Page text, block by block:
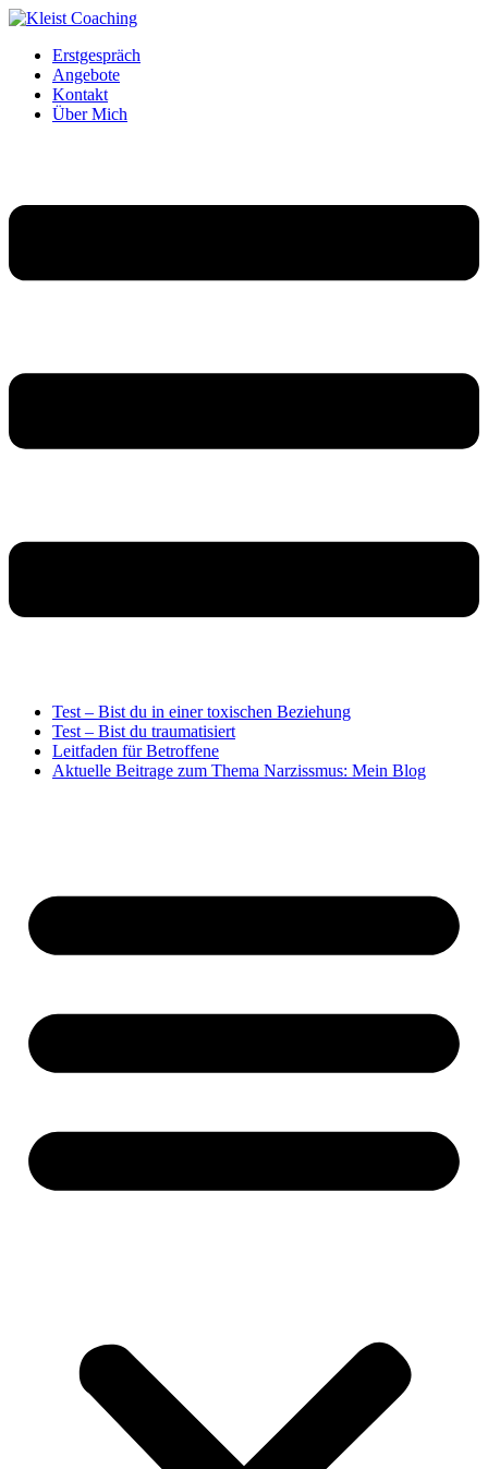
Erstgespräch
Angebote
Kontakt
Über Mich
Test – Bist du in einer toxischen Beziehung
Test – Bist du traumatisiert
Leitfaden für Betroffene
Aktuelle Beitrage zum Thema Narzissmus: Mein Blog